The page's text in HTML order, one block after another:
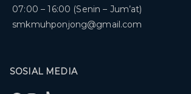
07:00 – 16:00 (Senin – Jum’at)
smkmuhponjong@gmail.com
SOSIAL MEDIA